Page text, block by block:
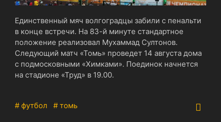
Единственный мяч волгоградцы забили с пенальти
в конце встречи. На 83-й минуте стандартное
положение реализовал Мухаммад Султонов.
Следующий матч «Томь» проведет 14 августа дома
с подмосковными «Химками». Поединок начнется
на стадионе «Труд» в 19.00.
# футбол # томь